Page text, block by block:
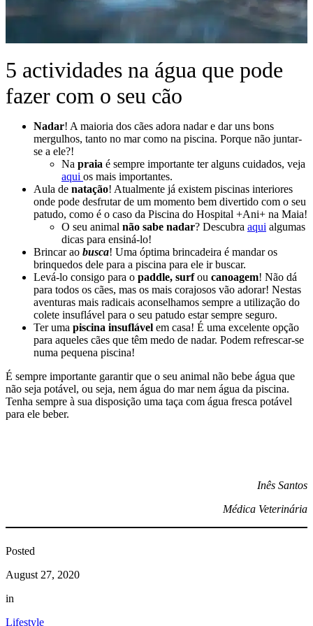
5 actividades na água que pode
fazer com o seu cão
Nadar! A maioria dos cães adora nadar e dar uns bons
mergulhos, tanto no mar como na piscina. Porque não juntar-
se a ele?!
Na praia é sempre importante ter alguns cuidados, veja
aqui os mais importantes.
Aula de natação! Atualmente já existem piscinas interiores
onde pode desfrutar de um momento bem divertido com o seu
patudo, como é o caso da Piscina do Hospital +Ani+ na Maia!
O seu animal não sabe nadar? Descubra aqui algumas
dicas para ensiná-lo!
Brincar ao busca! Uma óptima brincadeira é mandar os
brinquedos dele para a piscina para ele ir buscar.
Levá-lo consigo para o paddle, surfou canoagem! Não dá
para todos os cães, mas os mais corajosos vão adorar! Nestas
aventuras mais radicais aconselhamos sempre a utilização do
colete insuflável para o seu patudo estar sempre seguro.
Ter uma piscina insuflável em casa! É uma excelente opção
para aqueles cães que têm medo de nadar. Podem refrescar-se
numa pequena piscina!
É sempre importante garantir que o seu animal não bebe água que
não seja potável, ou seja, nem água do mar nem água da piscina.
Tenha sempre à sua disposição uma taça com água fresca potável
para ele beber.
Inês Santos
Médica Veterinária
Posted
August 27, 2020
in
Lifestyle